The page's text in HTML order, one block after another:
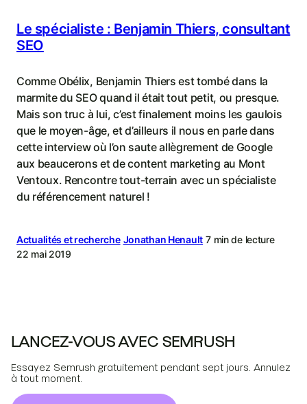
Le spécialiste : Benjamin Thiers, consultant
SEO
Comme Obélix, Benjamin Thiers est tombé dans la
marmite du SEO quand il était tout petit, ou presque.
Mais son truc à lui, c’est finalement moins les gaulois
que le moyen-âge, et d’ailleurs il nous en parle dans
cette interview où l’on saute allègrement de Google
aux beaucerons et de content marketing au Mont
Ventoux. Rencontre tout-terrain avec un spécialiste
du référencement naturel !
Actualités et recherche Jonathan Henault 7 min de lecture
22 mai 2019
LANCEZ-VOUS AVEC SEMRUSH
Essayez Semrush gratuitement pendant sept jours. Annulez
à tout moment.